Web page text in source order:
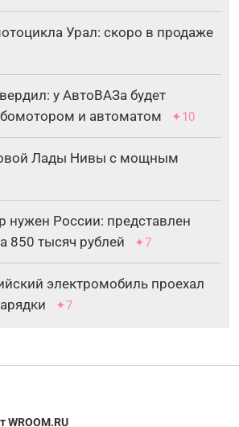
Урал: скоро в продаже
у АвтоВАЗа будет
и автоматом
✦10
Лады Нивы с мощным
нужен России: представлен
850 тысяч рублей
✦7
электромобиль проехал
✦7